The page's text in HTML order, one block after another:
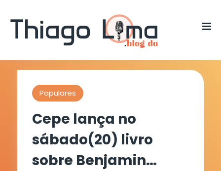
Populares
Cepe lança no
sábado(20) livro
sobre Benjamin